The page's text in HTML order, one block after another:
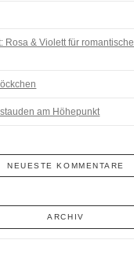
Rosa & Violett für romantische
am Höhepunkt
NEUESTE KOMMENTARE
ARCHIV